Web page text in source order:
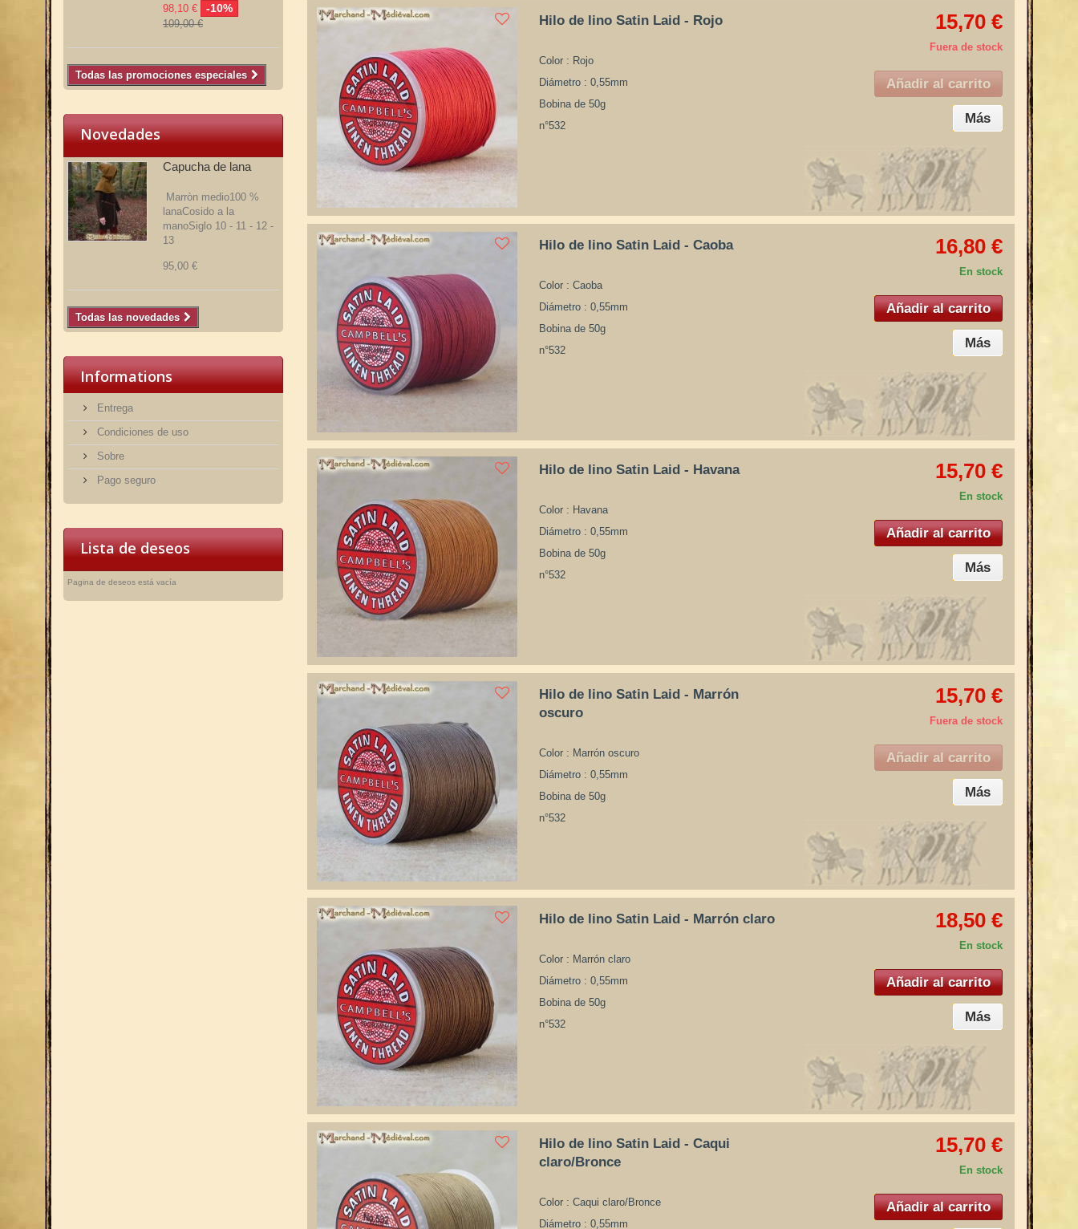
98,10 € -10%
109,00 €
Todas las promociones especiales
Novedades
Capucha de lana
Marròn medio100 %
lanaCosido a la
manoSiglo 10 - 11 - 12 -
13
95,00 €
Todas las novedades
Informations
Entrega
Condiciones de uso
Sobre
Pago seguro
Lista de deseos
Pagina de deseos está vacía
Hilo de lino Satin Laid - Rojo
Color : Rojo
Diámetro : 0,55mm
Bobina de 50g
n°532
15,70 €
Fuera de stock
Añadir al carrito
Más
Hilo de lino Satin Laid - Caoba
Color : Caoba
Diámetro : 0,55mm
Bobina de 50g
n°532
16,80 €
En stock
Añadir al carrito
Más
Hilo de lino Satin Laid - Havana
Color : Havana
Diámetro : 0,55mm
Bobina de 50g
n°532
15,70 €
En stock
Añadir al carrito
Más
Hilo de lino Satin Laid - Marrón
oscuro
Color : Marrón oscuro
Diámetro : 0,55mm
Bobina de 50g
n°532
15,70 €
Fuera de stock
Añadir al carrito
Más
Hilo de lino Satin Laid - Marrón claro
Color : Marrón claro
Diámetro : 0,55mm
Bobina de 50g
n°532
18,50 €
En stock
Añadir al carrito
Más
Hilo de lino Satin Laid - Caqui
claro/Bronce
Color : Caqui claro/Bronce
Diámetro : 0,55mm
15,70 €
En stock
Añadir al carrito